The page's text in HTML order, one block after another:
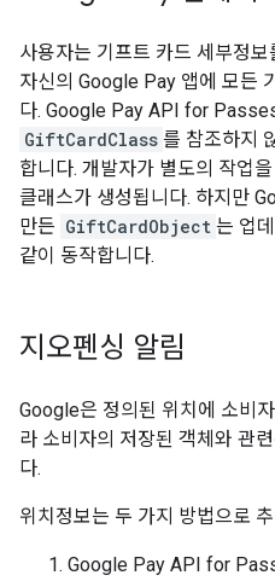
사용자는 기프트 카드 세부정
자신의 Google Pay 앱에 모든
다. Google Pay API for
GiftCardClass 를 참조하지
합니다. 개발자가 별도의 작업
클래스가 생성됩니다. 하지만
만든 GiftCardObject 는 업
같이 동작합니다.
지오펜싱 알림
Google은 정의된 위치에 소비
라 소비자의 저장된 객체와 관
다.
위치정보는 두 가지 방법으로
Google Pay API for